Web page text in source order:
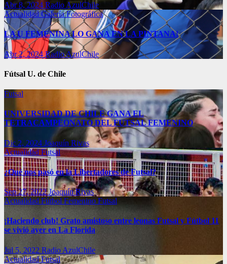
Abr 8, 2024 Radio AzulChile
ActualidadGalería Fotográfica
LA U FEMENINA LO GANA EN LA PINTANA!
Abr 2, 2024Radio AzulChile
Fútsal U. de Chile
Futsal
UNIVERSIDAD DE CHILE GANA EL
TETRACAMPEONATO DEL FUTSAL FEMENINO
Dic 2, 2024 Joaquín Rivas
ActualidadFutsal
¿Qué nos pasó en la Libertadores de Futsal?
Sep 27, 2022Joaquín Rivas
ActualidadFútbol FemeninoFutsal
¡Haciendo club! Grato amistoso entre leonas Futsal y Fútbol 11
se vivió ayer en La Florida
Jul 5, 2022 Radio AzulChile
ActualidadFutsal